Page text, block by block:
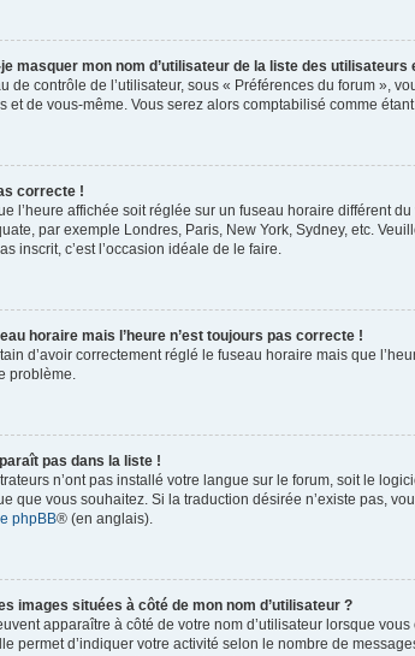
masquer mon nom d’utilisateur de la liste des utilisateurs
de contrôle de l’utilisateur, sous « Préférences du forum »,
et de vous-même. Vous serez alors comptabilisé comme
correcte !
l’heure affichée soit réglée sur un fuseau horaire différent
par exemple Londres, Paris, New York, Sydney, etc.
inscrit, c’est l’occasion idéale de le faire.
horaire mais l’heure n’est toujours pas correcte !
d’avoir correctement réglé le fuseau horaire mais que
problème.
pas dans la liste !
n’ont pas installé votre langue sur le forum, soit le
que vous souhaitez. Si la traduction désirée n’existe pas,
phpBB® (en anglais).
images situées à côté de mon nom d’utilisateur ?
apparaître à côté de votre nom d’utilisateur lorsque
permet d’indiquer votre activité selon le nombre de